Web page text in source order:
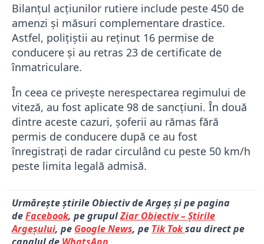
Bilanțul acțiunilor rutiere include peste 450 de
amenzi și măsuri complementare drastice.
Astfel, polițiștii au reținut 16 permise de
conducere și au retras 23 de certificate de
înmatriculare.
În ceea ce privește nerespectarea regimului de
viteză, au fost aplicate 98 de sancțiuni. În două
dintre aceste cazuri, șoferii au rămas fără
permis de conducere după ce au fost
înregistrați de radar circulând cu peste 50 km/h
peste limita legală admisă.
Urmărește știrile Obiectiv de Argeș și pe pagina
deFacebook, pe grupulZiar Obiectiv – Știrile
Argeșului, pe Google News, pe Tik Toksau direct pe